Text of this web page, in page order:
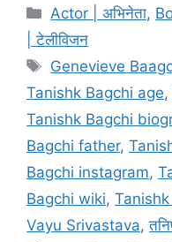
Categories
Actor | अभिनेता,
| टेलीविजन
Tags
Genevieve
Tanishk Bagchi age,
Tanishk Bagchi
Bagchi father,
Bagchi instagram,
Bagchi wiki,
Vayu Srivastava,